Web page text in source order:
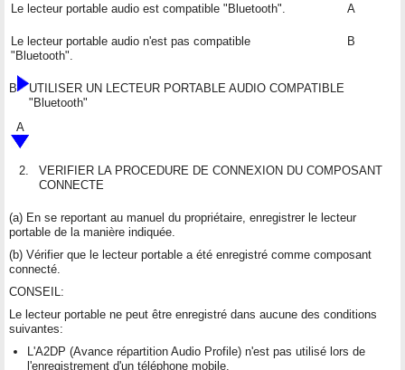
Le lecteur portable audio est compatible "Bluetooth". A
Le lecteur portable audio n'est pas compatible
"Bluetooth".
B
B
UTILISER UN LECTEUR PORTABLE AUDIO COMPATIBLE
"Bluetooth"
A
2.
VERIFIER LA PROCEDURE DE CONNEXION DU COMPOSANT
CONNECTE
(a) En se reportant au manuel du propriétaire, enregistrer le lecteur
portable de la manière indiquée.
(b) Vérifier que le lecteur portable a été enregistré comme composant
connecté.
CONSEIL:
Le lecteur portable ne peut être enregistré dans aucune des conditions
suivantes:
L'A2DP (Avance répartition Audio Profile) n'est pas utilisé lors de
l'enregistrement d'un téléphone mobile.